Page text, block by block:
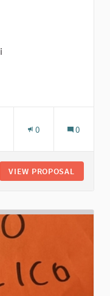
0 0
VIEW PROPOSAL